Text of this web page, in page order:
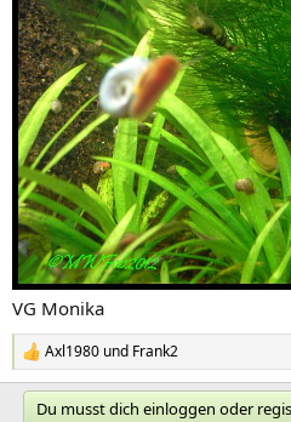
VG Monika
R
e
a
Axl1980 und Frank2
Du musst dich einloggen oder